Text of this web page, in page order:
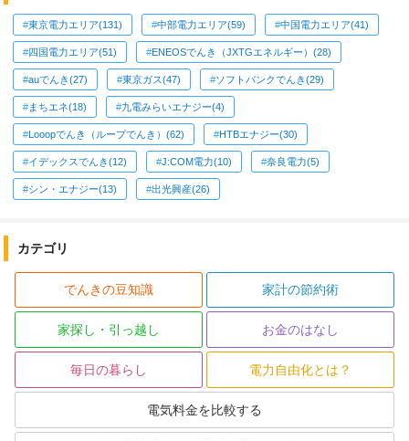
東京電力エリア(131) 中部電力エリア(59) 中国電力エリア(41)
四国電力エリア(51) ENEOSでんき（JXTGエネルギー）(28)
auでんき(27) 東京ガス(47) ソフトバンクでんき(29)
まちエネ(18) 九電みらいエナジー(4)
Looopでんき（ループでんき）(62) HTBエナジー(30)
イデックスでんき(12) J:COM電力(10) 奈良電力(5)
シン・エナジー(13) 出光興産(26)
カテゴリ
でんきの豆知識 家計の節約術
家探し・引っ越し お金のはなし
毎日の暮らし 電力自由化とは？
電気料金を比較する